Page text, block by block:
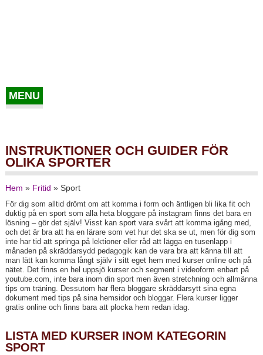
MENU
INSTRUKTIONER OCH GUIDER FÖR
OLIKA SPORTER
Hem » Fritid » Sport
För dig som alltid drömt om att komma i form och äntligen bli lika fit och
duktig på en sport som alla heta bloggare på instagram finns det bara en
lösning – gör det själv! Visst kan sport vara svårt att komma igång med,
och det är bra att ha en lärare som vet hur det ska se ut, men för dig som
inte har tid att springa på lektioner eller råd att lägga en tusenlapp i
månaden på skräddarsydd pedagogik kan de vara bra att känna till att
man lätt kan komma långt själv i sitt eget hem med kurser online och på
nätet. Det finns en hel uppsjö kurser och segment i videoform enbart på
youtube.com, inte bara inom din sport men även stretchning och allmänna
tips om träning. Dessutom har flera bloggare skräddarsytt sina egna
dokument med tips på sina hemsidor och bloggar. Flera kurser ligger
gratis online och finns bara att plocka hem redan idag.
LISTA MED KURSER INOM KATEGORIN
SPORT